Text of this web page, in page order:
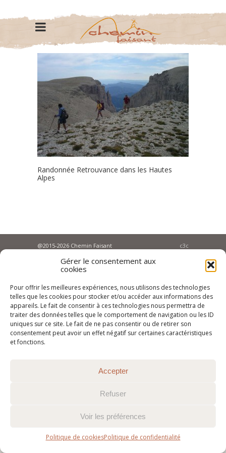
Gérer le consentement aux
cookies
Pour offrir les meilleures expériences, nous utilisons des technologies
telles que les cookies pour stocker et/ou accéder aux informations des
appareils. Le fait de consentir à ces technologies nous permettra de
traiter des données telles que le comportement de navigation ou les ID
uniques sur ce site. Le fait de ne pas consentir ou de retirer son
consentement peut avoir un effet négatif sur certaines caractéristiques
et fonctions.
Accepter
Refuser
Voir les préférences
Politique de cookiesPolitique de confidentialité
Randonnée Retrouvance dans les Hautes
Alpes
@2015-2026 Chemin Faisant c3c